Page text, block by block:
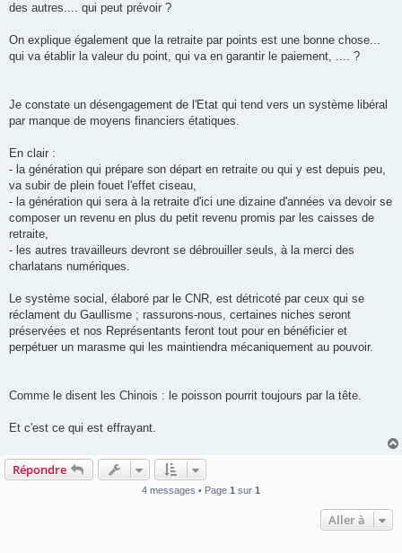
des autres.... qui peut prévoir ?
On explique également que la retraite par points est une bonne chose...
qui va établir la valeur du point, qui va en garantir le paiement, .... ?
Je constate un désengagement de l'Etat qui tend vers un système libéral
par manque de moyens financiers étatiques.
En clair :
- la génération qui prépare son départ en retraite ou qui y est depuis peu,
va subir de plein fouet l'effet ciseau,
- la génération qui sera à la retraite d'ici une dizaine d'années va devoir se
composer un revenu en plus du petit revenu promis par les caisses de
retraite,
- les autres travailleurs devront se débrouiller seuls, à la merci des
charlatans numériques.
Le système social, élaboré par le CNR, est détricoté par ceux qui se
réclament du Gaullisme ; rassurons-nous, certaines niches seront
préservées et nos Représentants feront tout pour en bénéficier et
perpétuer un marasme qui les maintiendra mécaniquement au pouvoir.
Comme le disent les Chinois : le poisson pourrit toujours par la tête.
Et c'est ce qui est effrayant.
Répondre
4 messages • Page 1 sur 1
Aller à